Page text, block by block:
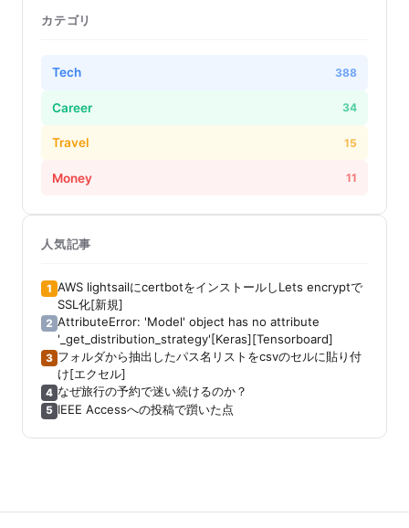
カテゴリ
Tech 388
Career 34
Travel 15
Money 11
人気記事
1 AWS lightsailにcertbotをインストールしLets encryptで
SSL化[新規]
2 AttributeError: 'Model' object has no attribute
'_get_distribution_strategy'[Keras][Tensorboard]
3 フォルダから抽出したパス名リストをcsvのセルに貼り付
け[エクセル]
4 なぜ旅行の予約で迷い続けるのか？
5 IEEE Accessへの投稿で躓いた点